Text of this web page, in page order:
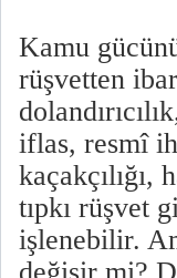
Kamu
rüşvetten
iflas, resmî
kaçakçılığı,
tıpkı rüşvet
işlenebilir.